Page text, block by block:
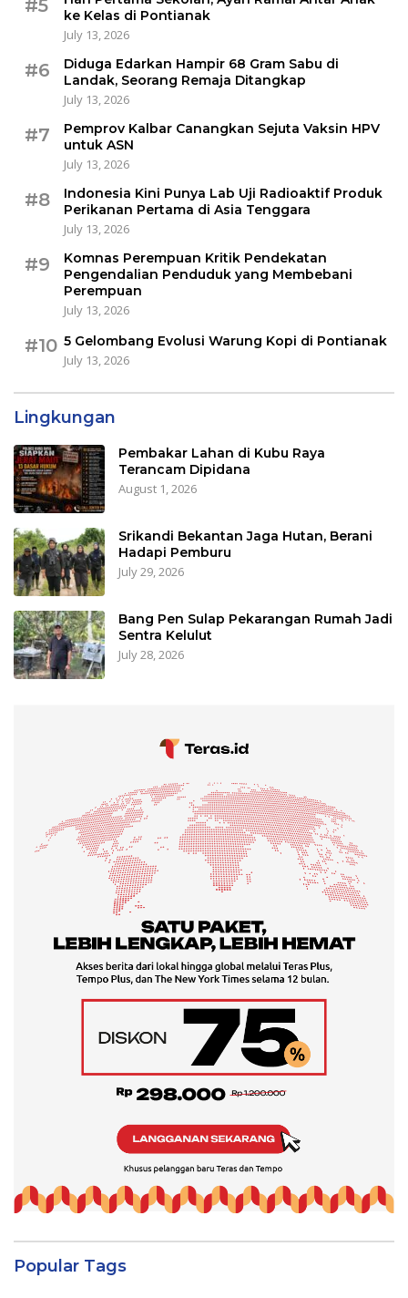
#5
ke Kelas di Pontianak
July 13, 2026
#6
Diduga Edarkan Hampir 68 Gram Sabu di
Landak, Seorang Remaja Ditangkap
July 13, 2026
#7
Pemprov Kalbar Canangkan Sejuta Vaksin HPV
untuk ASN
July 13, 2026
#8
Indonesia Kini Punya Lab Uji Radioaktif Produk
Perikanan Pertama di Asia Tenggara
July 13, 2026
#9
Komnas Perempuan Kritik Pendekatan
Pengendalian Penduduk yang Membebani
Perempuan
July 13, 2026
#10 5 Gelombang Evolusi Warung Kopi di Pontianak
July 13, 2026
Lingkungan
Pembakar Lahan di Kubu Raya
Terancam Dipidana
August 1, 2026
Srikandi Bekantan Jaga Hutan, Berani
Hadapi Pemburu
July 29, 2026
Bang Pen Sulap Pekarangan Rumah Jadi
Sentra Kelulut
July 28, 2026
Popular Tags